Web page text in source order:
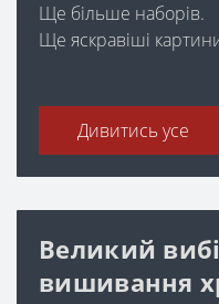
Ще більше наборів.
Ще яскравіші
Дивитись усе
Великий
вишивання